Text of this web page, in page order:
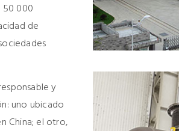
50 000
de
y
uno ubicado
China; el otro,